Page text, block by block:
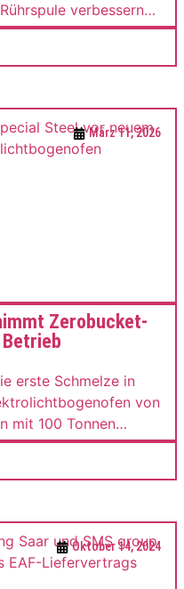
verbessern
und
März 11, 2026
Zerobucket-
erste Schmelze in
von
mit 100 Tonnen
Oktober 14, 2024